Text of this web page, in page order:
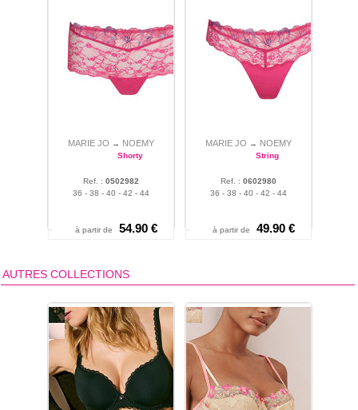
MARIE JO → NOEMY
Shorty
Ref. : 0502982
36 - 38 - 40 - 42 - 44
à partir de 54.90 €
MARIE JO → NOEMY
String
Ref. : 0602980
36 - 38 - 40 - 42 - 44
à partir de 49.90 €
AUTRES COLLECTIONS